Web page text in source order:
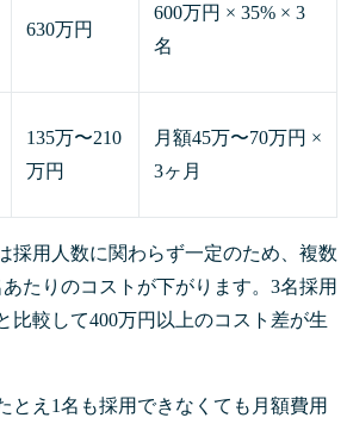
630万円
600万円 × 35% × 3
名
135万〜210
万円
月額45万〜70万円 ×
3ヶ月
採用人数に関わらず一定のため、複数
たりのコストが下がります。3名採用
比較して400万円以上のコスト差が生
とえ1名も採用できなくても月額費用